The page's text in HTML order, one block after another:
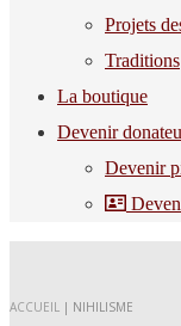
Projets
Traditions
La boutique
Devenir
Devenir
ACCUEIL | NIHILISME